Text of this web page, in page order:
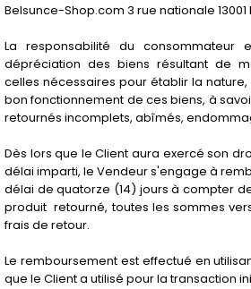
Belsunce-Shop.com 3 rue nationale 13001
La responsabilité du
dépréciation des biens résultant de
celles nécessaires pour établir la
bon fonctionnement de ces biens, à
retournés incomplets, abîmés,
Dès lors que le Client aura exercé son
délai imparti, le Vendeur s'engage à
délai de quatorze (14) jours à compter
produit retourné, toutes les sommes
frais de retour.
Le remboursement est effectué en
que le Client a utilisé pour la transaction